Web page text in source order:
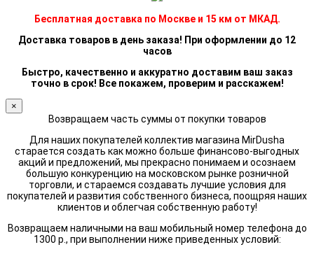
Бесплатная доставка по Москве и 15 км от МКАД.
Доставка товаров в день заказа! При оформлении до 12
часов
Быстро, качественно и аккуратно доставим ваш заказ
точно в срок! Все покажем, проверим и расскажем!
×
Возвращаем часть суммы от покупки товаров
Для наших покупателей коллектив магазина MirDusha
старается создать как можно больше финансово-выгодных
акций и предложений, мы прекрасно понимаем и осознаем
большую конкуренцию на московском рынке розничной
торговли, и стараемся создавать лучшие условия для
покупателей и развития собственного бизнеса, поощряя наших
клиентов и облегчая собственную работу!
Возвращаем наличными на ваш мобильный номер телефона до
1300 р., при выполнении ниже приведенных условий: